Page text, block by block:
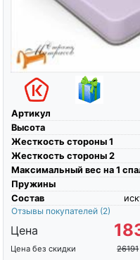
Артикул
Высота
Жесткость стороны 1
Жесткость стороны 2
Максимальный вес на 1
Пружины
Состав
Отзывы покупателей (2)
Цена
Цена без скидки 26191